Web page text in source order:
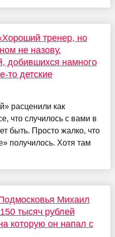
тренер, но
не назову.
добившихся намного
то детские
расценили как
что случилось с вами в
быть. Просто жалко, что
получилось. Хотя там
Михаил
тысяч рублей
которую он напал с